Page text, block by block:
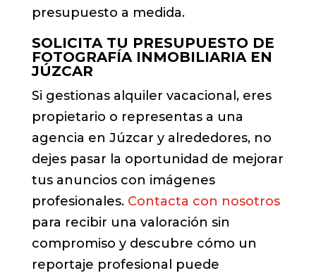
presupuesto a medida.
SOLICITA TU PRESUPUESTO DE
FOTOGRAFÍA INMOBILIARIA EN
JÚZCAR
Si gestionas alquiler vacacional, eres
propietario o representas a una
agencia en Júzcar y alrededores, no
dejes pasar la oportunidad de mejorar
tus anuncios con imágenes
profesionales. Contacta con nosotros
para recibir una valoración sin
compromiso y descubre cómo un
reportaje profesional puede